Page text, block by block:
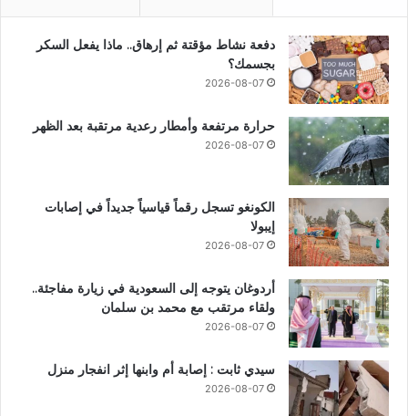
دفعة نشاط مؤقتة ثم إرهاق.. ماذا يفعل السكر
بجسمك؟
2026-08-07
حرارة مرتفعة وأمطار رعدية مرتقبة بعد الظهر
2026-08-07
الكونغو تسجل رقماً قياسياً جديداً في إصابات
إيبولا
2026-08-07
أردوغان يتوجه إلى السعودية في زيارة مفاجئة..
ولقاء مرتقب مع محمد بن سلمان
2026-08-07
سيدي ثابت : إصابة أم وابنها إثر انفجار منزل
2026-08-07